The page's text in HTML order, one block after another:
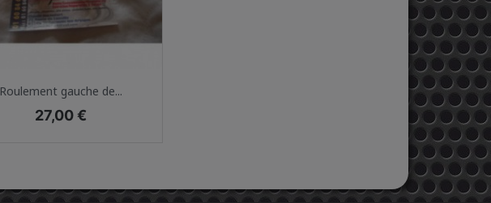
Aperçu rapide
Roulement gauche de...
Prix
27,00 €